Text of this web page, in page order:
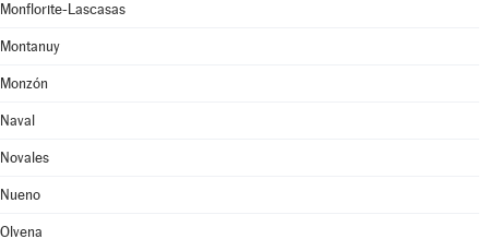
Monflorite-Lascasas
Montanuy
Monzón
Naval
Novales
Nueno
Olvena